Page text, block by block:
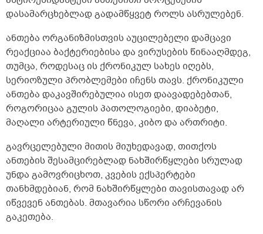
დასამარცხებლად გადამწყვეტ როლს ასრულებენ.
ანთება ორგანიზმისთვის აუცილებელი დამცავი
რეაქციაა ბაქტერიებისა და ვირუსების წინააღმდეგ,
თუმცა, როდესაც ის ქრონიკულ სახეს იღებს,
სერიოზული პრობლემები იჩენს თავს. ქრონიკული
ანთება დაკავშირებულია ისეთ დაავადებებთან,
როგორიცაა გულის პათოლოგიები, დიაბეტი,
მაღალი არტერიული წნევა, კიბო და ართრიტი.
გავრცელებული მითის მიუხედავად, თითქოს
ანთების შესამცირებლად ნახშირწყლები სრულად
უნდა გამოვრიცხოთ, კვების ექსპერტები
თანხმდებიან, რომ ნახშირწყლები თავისთავად არ
იწვევენ ანთებას. მთავარია სწორი არჩევანის
გაკეთება.